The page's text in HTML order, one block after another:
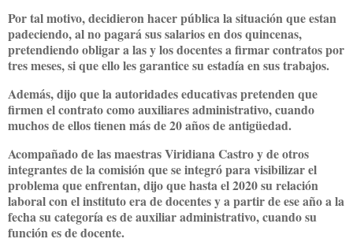
Por tal motivo, decidieron hacer pública la situación que estan
padeciendo, al no pagará sus salarios en dos quincenas,
pretendiendo obligar a las y los docentes a firmar contratos por
tres meses, si que ello les garantice su estadía en sus trabajos.
Además, dijo que la autoridades educativas pretenden que
firmen el contrato como auxiliares administrativo, cuando
muchos de ellos tienen más de 20 años de antigüedad.
Acompañado de las maestras Viridiana Castro y de otros
integrantes de la comisión que se integró para visibilizar el
problema que enfrentan, dijo que hasta el 2020 su relación
laboral con el instituto era de docentes y a partir de ese año a la
fecha su categoría es de auxiliar administrativo, cuando su
función es de docente.